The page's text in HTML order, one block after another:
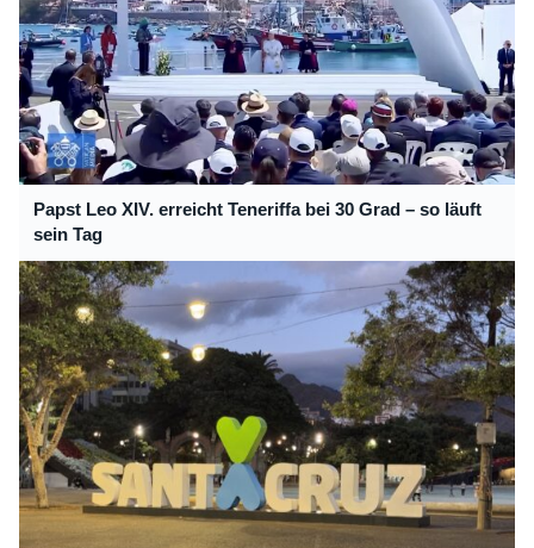
Papst Leo XIV. erreicht Teneriffa bei 30 Grad – so läuft
sein Tag